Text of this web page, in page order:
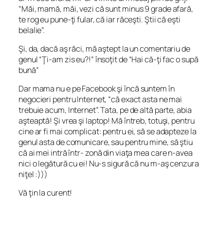
“Măi, mamă, măi, vezi că sunt minus 9 grade afară,
te rog eu pune-ţi fular, că iar răceşti. Ştii că eşti
belalie”.
Şi, da, dacă aş răci, mă aştept la un comentariu de
genul “Ţi-am zis eu?!” însoţit de “Hai că-ţi fac o supă
bună”
Dar mama nu e pe Facebook şi încă suntem în
negocieri pentru Internet, “că exact asta ne mai
trebuie acum, Internet”. Tata, pe de altă parte, abia
aşteaptă! Şi vrea şi laptop! Mă întreb, totuşi, pentru
cine ar fi mai complicat: pentru ei, să se adapteze la
genul asta de comunicare, sau pentru mine, să ştiu
că ai mei intră într- zonă din viaţa mea care n-avea
nici o legătură cu ei! Nu-s sigură că nu m-aş cenzura
niţel :)))
Vă ţin la curent!